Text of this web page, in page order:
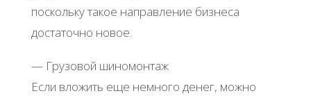
поскольку такое направление бизнеса
достаточно новое.
— Грузовой шиномонтаж
Если вложить еще немного денег, можно